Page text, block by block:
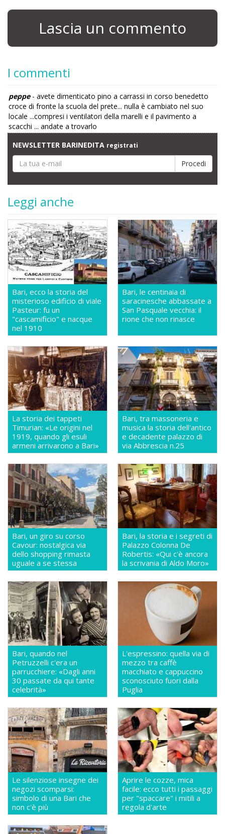
Lascia un commento
I commenti
peppe- avete dimenticato pino a carrassi in corso benedetto
croce di fronte la scuola del prete... nulla è cambiato nel suo
locale ...compresi i ventilatori della marelli e il pavimento a
scacchi ... andate a trovarlo
NEWSLETTER BARINEDITA registrati
Leggi anche
Bari, ecco la storia del
misterioso edificio di viale
Pasteur: fu un
"cascamificio" e nacque
nel 1910
Bari, le centinaia di
saracinesche abbassate a
San Pasquale vecchia: il
rione che non rinasce
La storia dei tappeti
Timurian: «Le origini nel
1919, quando gli esuli
armeni arrivarono a Bari»
Bari, tra massoneria e
musica la storia dell'antico
e decadente palazzo di
via Abbrescia n.25
Bari, un giro su corso
Cavour: nostalgica via
dello shopping rimasta
uguale a se stessa
Bari, la storia e i segreti di
Palazzo Colonna De
Robertis: «Qui c'è ancora
la scrivania di Aldo Moro»
Bari, quando nel
Petruzzelli c'era un
parrucchiere: «Dagli anni
30 passate da qui tante
celebrità»
L'espressino: quella via di
mezzo tra caffè
macchiato e cappuccino
sconosciuto fuori dalla
Puglia
Le silenziose insegne dei
negozi scomparsi:
simbolo di una Bari che
non c'è più
Aprire le cozze, mica
facile: ecco tutti i passaggi
per "spaccare" i mitili a
regola d'arte